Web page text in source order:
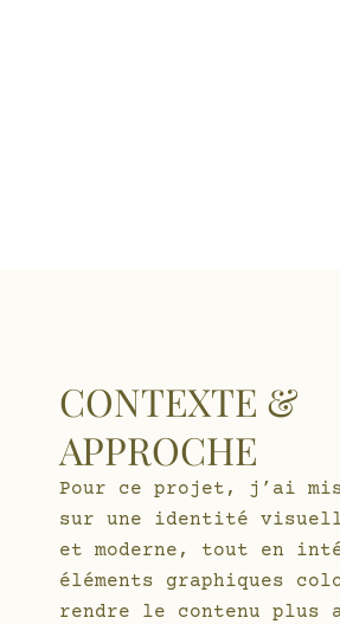
CONTEXTE &
APPROCHE
Pour ce projet, j’ai
sur une identité
et moderne, tout en
éléments graphiques
rendre le contenu plus